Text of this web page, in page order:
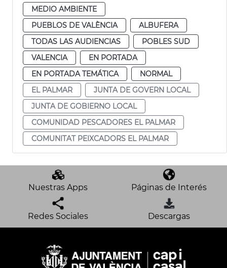
MEDIO AMBIENTE
PUEBLOS DE VALÈNCIA
ALBUFERA
TODAS LAS AUDIENCIAS
POBLES SUD
VALENCIA
EN PORTADA
EN PORTADA TEMÁTICA
NORMAL
EL PALMAR
JUNTA DE GOVERN LOCAL
JUNTA DE GOBIERNO LOCAL
COMUNIDAD PESCADORES EL PALMAR
COMUNITAT PEIXCADORS EL PALMAR
Nuestras Apps Páginas de Interés
Redes Sociales Descargas